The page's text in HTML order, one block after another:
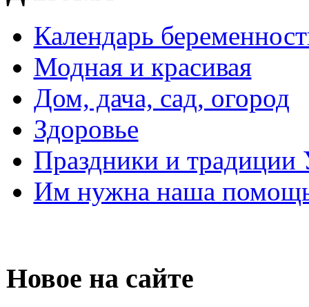
Календарь
Модная и красивая
Дом, дача, сад, огород
Здоровье
Праздники и традиции
Им нужна наша
Новое на сайте